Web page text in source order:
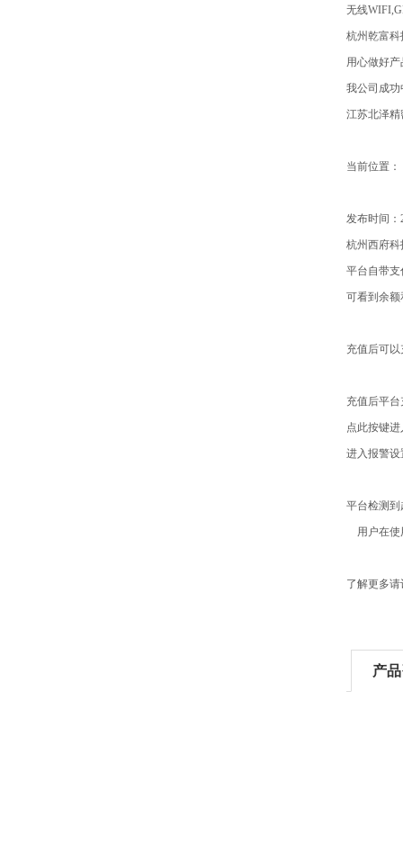
无线
杭州乾富科
用心做好
我公司成
江苏北泽
当前位置
发布时间：
杭州西府科
平台自带
可看到余
充值后可
充值后平
点此按键
进入报警
平台检测
用户在使
了解更多
产